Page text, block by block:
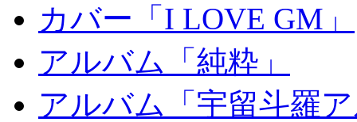
カバー「I LOVE GM」
アルバム「純粋」
アルバム「宇留斗羅